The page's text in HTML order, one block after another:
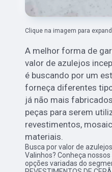
Clique na imagem para
A melhor forma de
valor de azulejos
é buscando por um
forneça diferentes
já não mais
peças para serem
revestimentos,
materiais.
Busca por valor de
Valinhos? Conheça
opções variadas do